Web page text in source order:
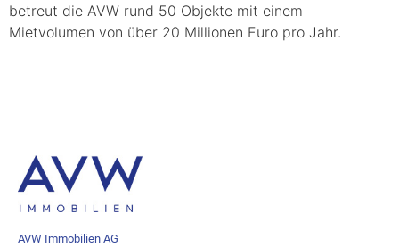
betreut die AVW rund 50 Objekte mit einem
Mietvolumen von über 20 Millionen Euro pro Jahr.
AVW Immobilien AG